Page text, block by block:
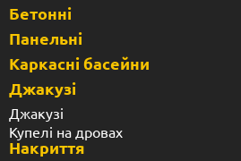
Бетонні
Панельні
Каркасні басейни
Джакузі
Джакузі
Купелі на дровах
Накриття